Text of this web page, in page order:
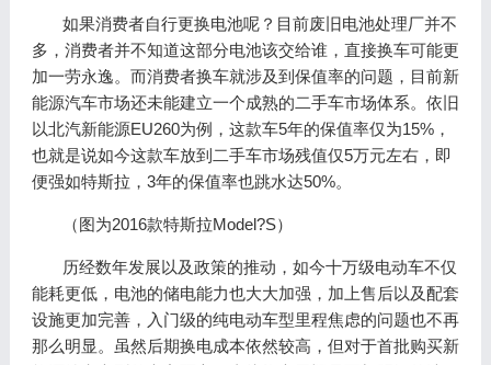
如果消费者自行更换电池呢？目前废旧电池处理厂并不
多，消费者并不知道这部分电池该交给谁，直接换车可能更
加一劳永逸。而消费者换车就涉及到保值率的问题，目前新
能源汽车市场还未能建立一个成熟的二手车市场体系。依旧
以北汽新能源EU260为例，这款车5年的保值率仅为15%，
也就是说如今这款车放到二手车市场残值仅5万元左右，即
便强如特斯拉，3年的保值率也跳水达50%。
（图为2016款特斯拉Model?S）
历经数年发展以及政策的推动，如今十万级电动车不仅
能耗更低，电池的储电能力也大大加强，加上售后以及配套
设施更加完善，入门级的纯电动车型里程焦虑的问题也不再
那么明显。虽然后期换电成本依然较高，但对于首批购买新